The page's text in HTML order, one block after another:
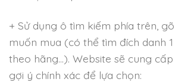
+ Sử dụng ô tìm kiếm phía trên,
muốn mua (có thể tìm đích danh
theo hãng…). Website sẽ cung
gợi ý chính xác để lựa chọn: